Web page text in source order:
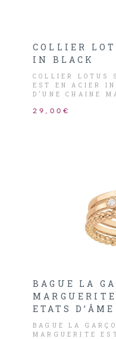
COLLIER
IN BLACK
COLLIER LOTUS
EST EN ACIER
D’UNE CHAINE
ACIER NOIR
29,00€
BAGUE LA
ETATS D’ÂME
BAGUE LA
MARGUERITE